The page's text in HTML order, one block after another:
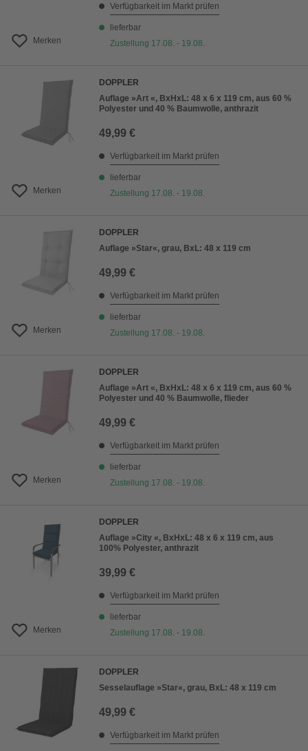
Merken
Verfügbarkeit im Markt prüfen
lieferbar
Zustellung 17.08. - 19.08.
Merken
DOPPLER
Auflage »Art «, BxHxL: 48 x 6 x 119 cm, aus 60 %
Polyester und 40 % Baumwolle, anthrazit
49,99 €
Verfügbarkeit im Markt prüfen
lieferbar
Zustellung 17.08. - 19.08.
Merken
DOPPLER
Auflage »Star«, grau, BxL: 48 x 119 cm
49,99 €
Verfügbarkeit im Markt prüfen
lieferbar
Zustellung 17.08. - 19.08.
Merken
DOPPLER
Auflage »Art «, BxHxL: 48 x 6 x 119 cm, aus 60 %
Polyester und 40 % Baumwolle, flieder
49,99 €
Verfügbarkeit im Markt prüfen
lieferbar
Zustellung 17.08. - 19.08.
Merken
DOPPLER
Auflage »City «, BxHxL: 48 x 6 x 119 cm, aus
100% Polyester, anthrazit
39,99 €
Verfügbarkeit im Markt prüfen
lieferbar
Zustellung 17.08. - 19.08.
DOPPLER
Sesselauflage »Star«, grau, BxL: 48 x 119 cm
49,99 €
Verfügbarkeit im Markt prüfen